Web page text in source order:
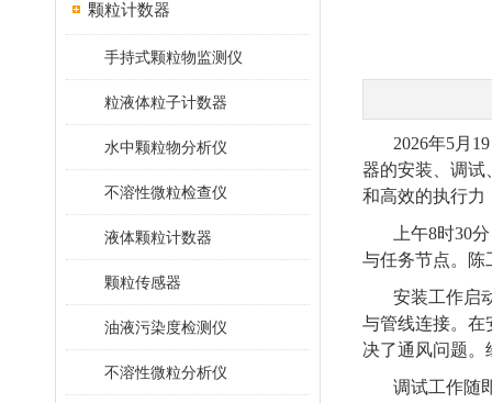
颗粒计数器
手持式颗粒物监测仪
粒液体粒子计数器
水中颗粒物分析仪
不溶性微粒检查仪
液体颗粒计数器
颗粒传感器
油液污染度检测仪
不溶性微粒分析仪
2026年5月
器的安装、调试
和高效的执行力
上午8时30
与任务节点。陈
安装工作启
与管线连接。在
决了通风问题。
调试工作随